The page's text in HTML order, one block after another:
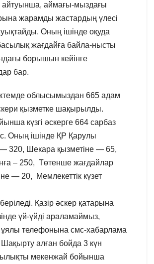
айтуынша, аймағы-мыздағы
жарамды жастардың үлесі
Оның ішінде оқуда
жағдайға байла-нысты
борышын кейінге
бар.
облысымыздан 665 адам
қызметке шақырылды.
күзгі әскерге 664 сарбаз
Оның ішінде ҚР Қарулы
320, Шекара қызметіне — 65,
– 250, Төтенше жағдайлар
— 20, Мемлекеттік күзет
Қазір әскер қатарына
үй-үйді араламаймыз,
телефонына смс-хабарлама
Шақырту алған бойда 3 күн
мекенжай бойынша